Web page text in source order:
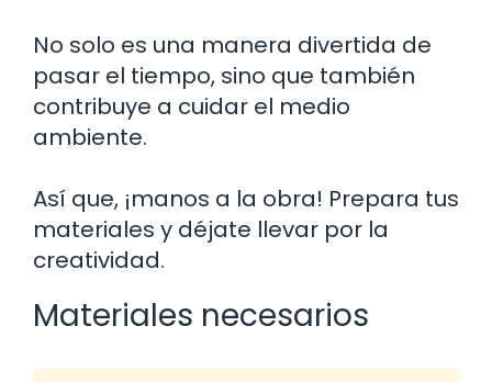
No solo es una manera divertida de
pasar el tiempo, sino que también
contribuye a cuidar el medio
ambiente.
Así que, ¡manos a la obra! Prepara tus
materiales y déjate llevar por la
creatividad.
Materiales necesarios